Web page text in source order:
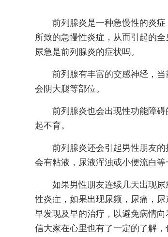
前列腺炎是一种急慢性的炎
所致的急慢性炎症，从而引起的
尿急是前列腺炎的症状吗。
前列腺有丰富的交感神经，
会阴大腿等部位。
前列腺炎也会出现性功能障
起不育。
前列腺炎还会引起男性朋友
会有粘液，尿液浑浊或小便流白
如果男性朋友连续几天出现
性炎症，如果出现尿频，尿痛，
早发现及早的治疗，以避免病情
信大家在心里也有了一定的了解